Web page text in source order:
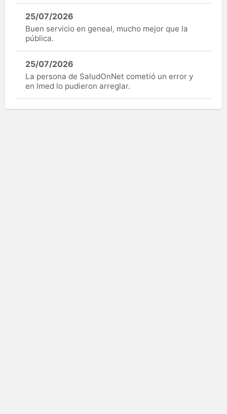
25/07/2026
Buen servicio en geneal, mucho mejor que la
pública.
25/07/2026
La persona de SaludOnNet cometió un error y
en Imed lo pudieron arreglar.